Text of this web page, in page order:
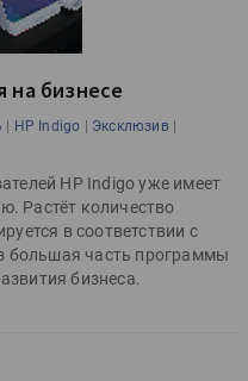
на бизнесе
| HP Indigo | Эксклюзив |
HP Indigo уже имеет
Растёт количество
в соответствии с
большая часть программы
бизнеса.